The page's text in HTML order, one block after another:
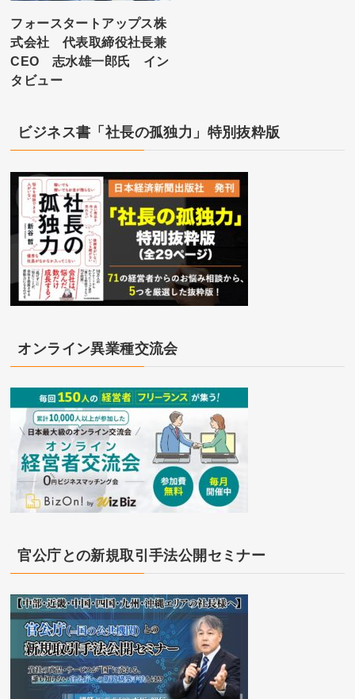
フォースタートアップス株
式会社 代表取締役社長兼
CEO 志水雄一郎氏 イン
タビュー
ビジネス書「社長の孤独力」特別抜粋版
オンライン異業種交流会
官公庁との新規取引手法公開セミナー